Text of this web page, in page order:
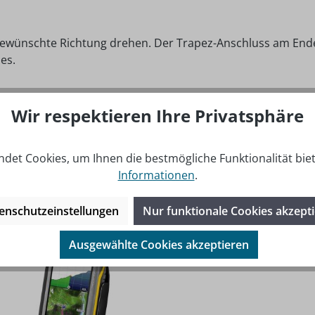
Richtung drehen. Der Trapez-Anschluss am
Wir respektieren Ihre Privatsphäre
Cookies, um Ihnen die bestmögliche Funktionalität
Informationen.
Nur funktionale Cookies
Ausgewählte Cookies akzeptieren